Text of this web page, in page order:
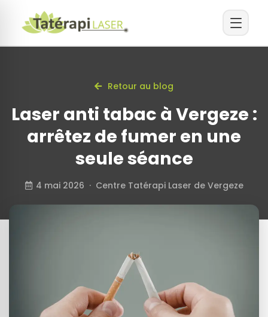
Retour au blog
Laser anti tabac à Vergeze :
arrêtez de fumer en une
seule séance
4 mai 2026 · Centre Tatérapi Laser de Vergeze